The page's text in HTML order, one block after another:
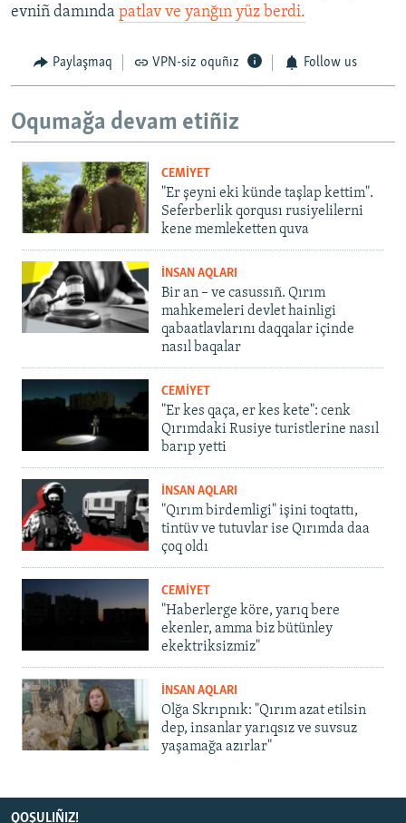
evniñ damında patlav ve yanğın yüz berdi.
Paylaşmaq VPN-siz oquñız Follow us
Oqumağa devam etiñiz
CEMİYET
"Er şeyni eki künde taşlap kettim".
Seferberlik qorqusı rusiyelilerni
kene memleketten quva
İNSAN AQLARI
Bir an – ve casussıñ. Qırım
mahkemeleri devlet hainligi
qabaatlavlarını daqqalar içinde
nasıl baqalar
CEMİYET
"Er kes qaça, er kes kete": cenk
Qırımdaki Rusiye turistlerine nasıl
barıp yetti
İNSAN AQLARI
"Qırım birdemligi" işini toqtattı,
tintüv ve tutuvlar ise Qırımda daa
çoq oldı
CEMİYET
"Haberlerge köre, yarıq bere
ekenler, amma biz bütünley
ekektriksizmiz"
İNSAN AQLARI
Olğa Skrıpnık: "Qırım azat etilsin
dep, insanlar yarıqsız ve suvsuz
yaşamağa azırlar"
QOŞULIÑIZ!